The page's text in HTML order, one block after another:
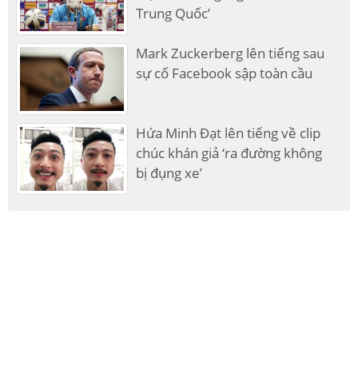
Trung Quốc’
Mark Zuckerberg lên tiếng sau
sự cố Facebook sập toàn cầu
Hứa Minh Đạt lên tiếng về clip
chúc khán giả ‘ra đường không
bị đụng xe’